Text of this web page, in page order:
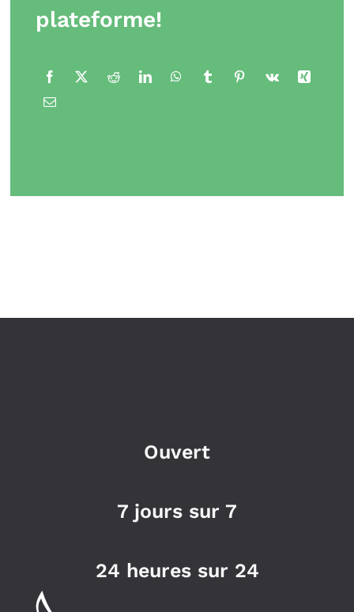
plateforme!
Ouvert
7 jours sur 7
24 heures sur 24